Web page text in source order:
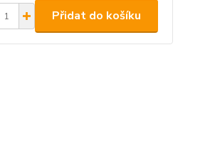
Přidat do košíku